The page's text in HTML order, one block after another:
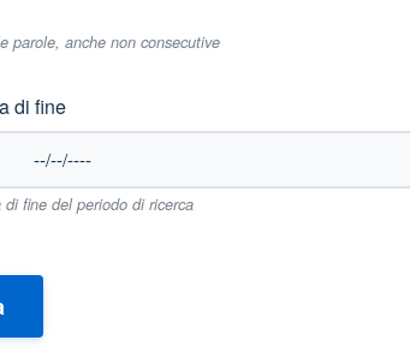
parole, anche non consecutive
di fine
di fine del periodo di ricerca